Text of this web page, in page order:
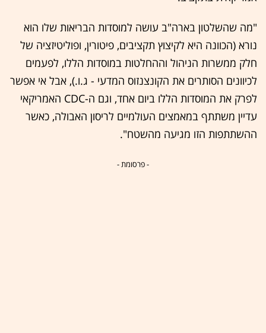
"מה שהשלטון בארה"ב עושה למוסדות הבריאות שלו הוא
נורא (הכוונה היא לקיצוץ תקציבים, פיטורין, ופוליטיזציה של
חלק ממשרות הניהול וההחלטות במוסדות הללו, לפעמים
לכיוונים הסותרים את הקונצנזוס המדעי - ג.ו.), אבל אי אפשר
לפרק את המוסדות הללו ביום אחד, וגם ה-CDC האמריקאי
עדיין משתתף במאמצים העולמיים לריסון האבולה, כאשר
ההשתתפות הזו מגיעה מהשטח".
- פרסומת -